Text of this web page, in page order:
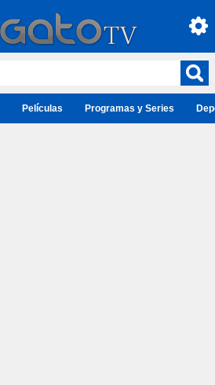
Películas Programas y Series